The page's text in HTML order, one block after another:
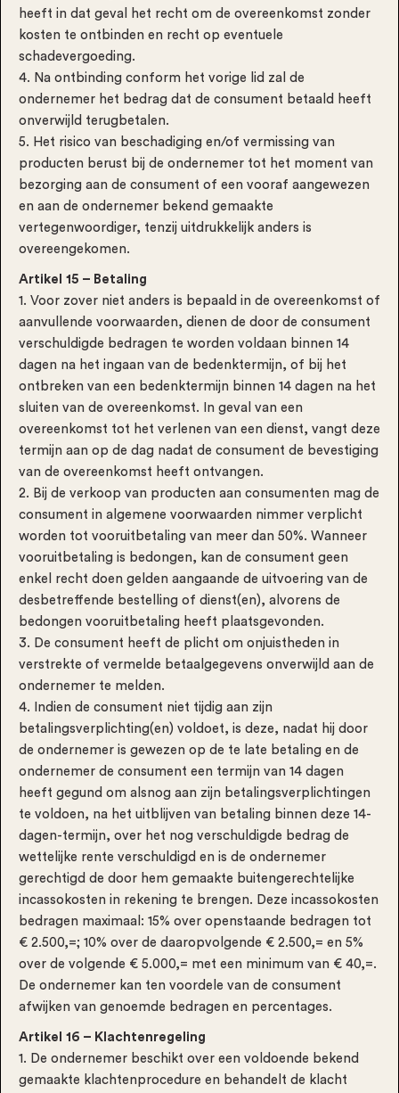
heeft in dat geval het recht om de overeenkomst zonder
kosten te ontbinden en recht op eventuele
schadevergoeding.
4. Na ontbinding conform het vorige lid zal de
ondernemer het bedrag dat de consument betaald heeft
onverwijld terugbetalen.
5. Het risico van beschadiging en/of vermissing van
producten berust bij de ondernemer tot het moment van
bezorging aan de consument of een vooraf aangewezen
en aan de ondernemer bekend gemaakte
vertegenwoordiger, tenzij uitdrukkelijk anders is
overeengekomen.
Artikel 15 – Betaling
1. Voor zover niet anders is bepaald in de overeenkomst of
aanvullende voorwaarden, dienen de door de consument
verschuldigde bedragen te worden voldaan binnen 14
dagen na het ingaan van de bedenktermijn, of bij het
ontbreken van een bedenktermijn binnen 14 dagen na het
sluiten van de overeenkomst. In geval van een
overeenkomst tot het verlenen van een dienst, vangt deze
termijn aan op de dag nadat de consument de bevestiging
van de overeenkomst heeft ontvangen.
2. Bij de verkoop van producten aan consumenten mag de
consument in algemene voorwaarden nimmer verplicht
worden tot vooruitbetaling van meer dan 50%. Wanneer
vooruitbetaling is bedongen, kan de consument geen
enkel recht doen gelden aangaande de uitvoering van de
desbetreffende bestelling of dienst(en), alvorens de
bedongen vooruitbetaling heeft plaatsgevonden.
3. De consument heeft de plicht om onjuistheden in
verstrekte of vermelde betaalgegevens onverwijld aan de
ondernemer te melden.
4. Indien de consument niet tijdig aan zijn
betalingsverplichting(en) voldoet, is deze, nadat hij door
de ondernemer is gewezen op de te late betaling en de
ondernemer de consument een termijn van 14 dagen
heeft gegund om alsnog aan zijn betalingsverplichtingen
te voldoen, na het uitblijven van betaling binnen deze 14-
dagen-termijn, over het nog verschuldigde bedrag de
wettelijke rente verschuldigd en is de ondernemer
gerechtigd de door hem gemaakte buitengerechtelijke
incassokosten in rekening te brengen. Deze incassokosten
bedragen maximaal: 15% over openstaande bedragen tot
€ 2.500,=; 10% over de daaropvolgende € 2.500,= en 5%
over de volgende € 5.000,= met een minimum van € 40,=.
De ondernemer kan ten voordele van de consument
afwijken van genoemde bedragen en percentages.
Artikel 16 – Klachtenregeling
1. De ondernemer beschikt over een voldoende bekend
gemaakte klachtenprocedure en behandelt de klacht